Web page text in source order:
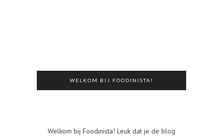
WELKOM BIJ FOODINISTA!
Welkom bij Foodinista! Leuk dat je de blog